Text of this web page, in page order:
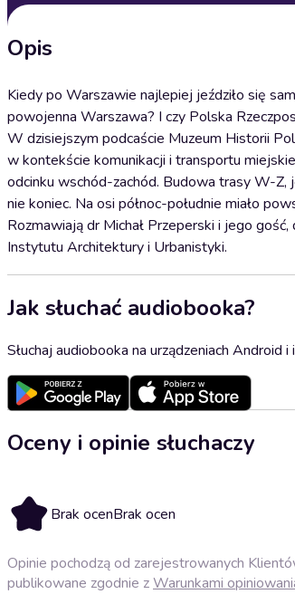
Opis
Kiedy po Warszawie najlepiej jeździło się
powojenna Warszawa? I czy Polska
W dzisiejszym podcaście Muzeum Historii
w kontekście komunikacji i transportu
odcinku wschód-zachód. Budowa trasy W-Z,
nie koniec. Na osi północ-południe miało
Rozmawiają dr Michał Przeperski i jego
Instytutu Architektury i Urbanistyki.
Jak słuchać audiobooka?
Słuchaj audiobooka na urządzeniach Android
Oceny i opinie słuchaczy
Brak ocenBrak ocen
Opinie pochodzą od zarejestrowanych
publikowane zgodnie zWarunkami